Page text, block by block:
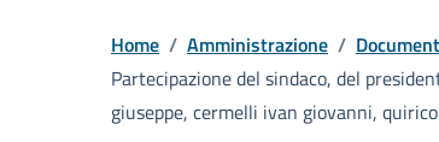
Home / Amministrazione /
Partecipazione del sindaco, del
giuseppe, cermelli ivan giovanni,